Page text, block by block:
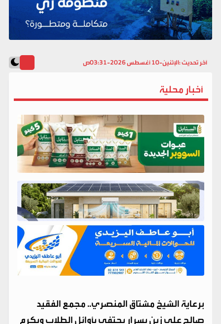
آخر تحديث :الإثنين-10 أغسطس 2026-03:31ص
أخبار محلية
برعاية الشيخ مشتاق المنصري.. مجمع الفقيد
صالح علي زين بسرار يحتفي بأوائل الطلاب ويكرم